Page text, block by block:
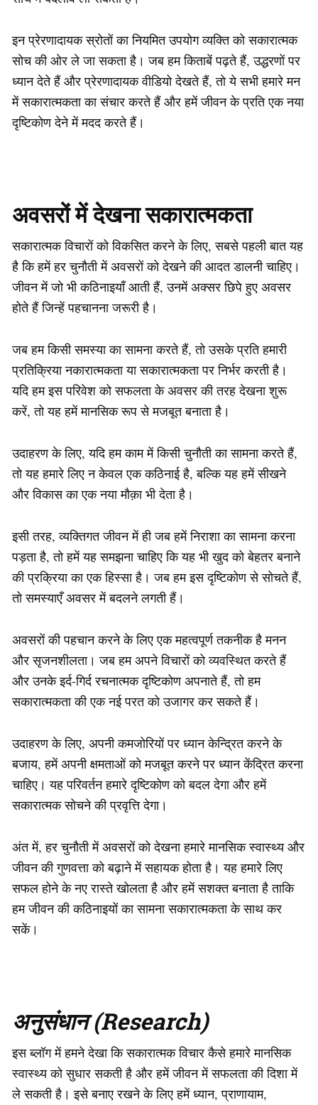
इन प्रेरणादायक स्रोतों का नियमित उपयोग व्यक्ति को सकारात्मक
सोच की ओर ले जा सकता है। जब हम किताबें पढ़ते हैं, उद्धरणों पर
ध्यान देते हैं और प्रेरणादायक वीडियो देखते हैं, तो ये सभी हमारे मन
में सकारात्मकता का संचार करते हैं और हमें जीवन के प्रति एक नया
दृष्टिकोण देने में मदद करते हैं।
अवसरों में देखना सकारात्मकता
सकारात्मक विचारों को विकसित करने के लिए, सबसे पहली बात यह
है कि हमें हर चुनौती में अवसरों को देखने की आदत डालनी चाहिए।
जीवन में जो भी कठिनाइयाँ आती हैं, उनमें अक्सर छिपे हुए अवसर
होते हैं जिन्हें पहचानना जरूरी है।
जब हम किसी समस्या का सामना करते हैं, तो उसके प्रति हमारी
प्रतिक्रिया नकारात्मकता या सकारात्मकता पर निर्भर करती है।
यदि हम इस परिवेश को सफलता के अवसर की तरह देखना शुरू
करें, तो यह हमें मानसिक रूप से मजबूत बनाता है।
उदाहरण के लिए, यदि हम काम में किसी चुनौती का सामना करते हैं,
तो यह हमारे लिए न केवल एक कठिनाई है, बल्कि यह हमें सीखने
और विकास का एक नया मौक़ा भी देता है।
इसी तरह, व्यक्तिगत जीवन में ही जब हमें निराशा का सामना करना
पड़ता है, तो हमें यह समझना चाहिए कि यह भी खुद को बेहतर बनाने
की प्रक्रिया का एक हिस्सा है। जब हम इस दृष्टिकोण से सोचते हैं,
तो समस्याएँ अवसर में बदलने लगती हैं।
अवसरों की पहचान करने के लिए एक महत्वपूर्ण तकनीक है मनन
और सृजनशीलता। जब हम अपने विचारों को व्यवस्थित करते हैं
और उनके इर्द-गिर्द रचनात्मक दृष्टिकोण अपनाते हैं, तो हम
सकारात्मकता की एक नई परत को उजागर कर सकते हैं।
उदाहरण के लिए, अपनी कमजोरियों पर ध्यान केन्द्रित करने के
बजाय, हमें अपनी क्षमताओं को मजबूत करने पर ध्यान केंद्रित करना
चाहिए। यह परिवर्तन हमारे दृष्टिकोण को बदल देगा और हमें
सकारात्मक सोचने की प्रवृत्ति देगा।
अंत में, हर चुनौती में अवसरों को देखना हमारे मानसिक स्वास्थ्य और
जीवन की गुणवत्ता को बढ़ाने में सहायक होता है। यह हमारे लिए
सफल होने के नए रास्ते खोलता है और हमें सशक्त बनाता है ताकि
हम जीवन की कठिनाइयों का सामना सकारात्मकता के साथ कर
सकें।
अनुसंधान (Research)
इस ब्लॉग में हमने देखा कि सकारात्मक विचार कैसे हमारे मानसिक
स्वास्थ्य को सुधार सकती है और हमें जीवन में सफलता की दिशा में
ले सकती है। इसे बनाए रखने के लिए हमें ध्यान, प्राणायाम,